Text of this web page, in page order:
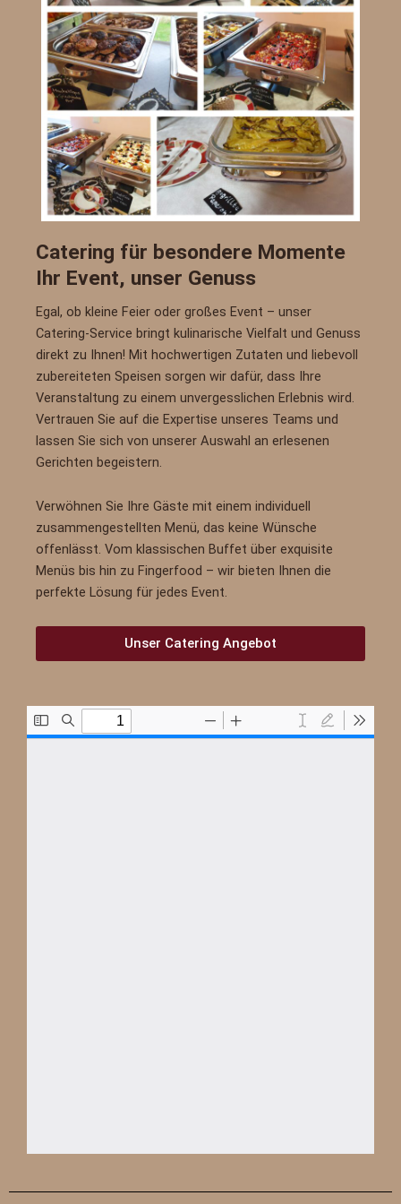
Catering für besondere Momente
Ihr Event, unser Genuss
Egal, ob kleine Feier oder großes Event – unser
Catering-Service bringt kulinarische Vielfalt und Genuss
direkt zu Ihnen! Mit hochwertigen Zutaten und liebevoll
zubereiteten Speisen sorgen wir dafür, dass Ihre
Veranstaltung zu einem unvergesslichen Erlebnis wird.
Vertrauen Sie auf die Expertise unseres Teams und
lassen Sie sich von unserer Auswahl an erlesenen
Gerichten begeistern.
Verwöhnen Sie Ihre Gäste mit einem individuell
zusammengestellten Menü, das keine Wünsche
offenlässt. Vom klassischen Buffet über exquisite
Menüs bis hin zu Fingerfood – wir bieten Ihnen die
perfekte Lösung für jedes Event.
Unser Catering Angebot